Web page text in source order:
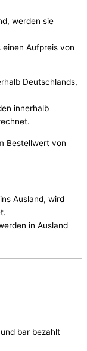
werden sie
Aufpreis von
Deutschlands,
innerhalb
Bestellwert von
Ausland, wird
in Ausland
bar bezahlt